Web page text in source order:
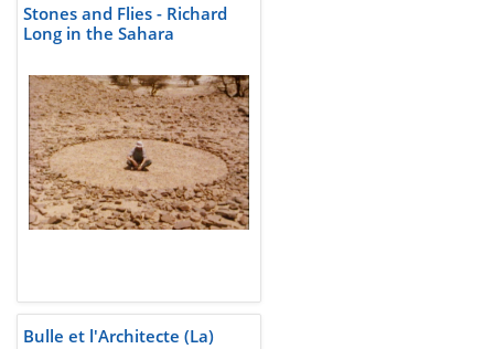
Stones and Flies - Richard
Long in the Sahara
Bulle et l'Architecte (La)